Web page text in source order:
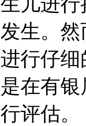
生。
行仔
在有
评估。